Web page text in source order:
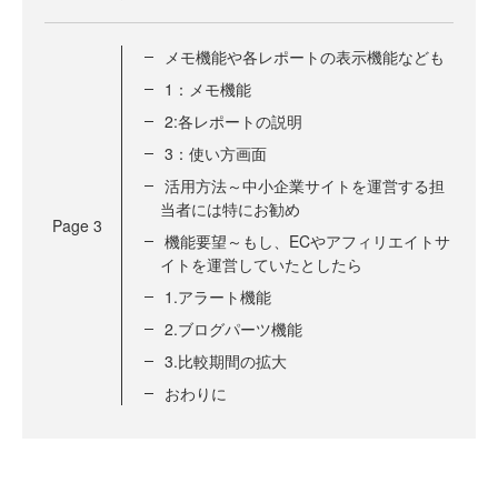
Page 3
メモ機能や各レポートの表示機能なども
1：メモ機能
2:各レポートの説明
3：使い方画面
活用方法～中小企業サイトを運営する担
当者には特にお勧め
機能要望～もし、ECやアフィリエイトサ
イトを運営していたとしたら
1.アラート機能
2.ブログパーツ機能
3.比較期間の拡大
おわりに